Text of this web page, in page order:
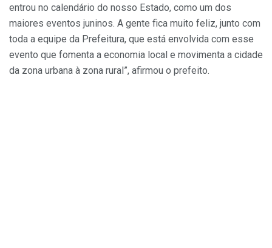
entrou no calendário do nosso Estado, como um dos
maiores eventos juninos. A gente fica muito feliz, junto com
toda a equipe da Prefeitura, que está envolvida com esse
evento que fomenta a economia local e movimenta a cidade
da zona urbana à zona rural”, afirmou o prefeito.